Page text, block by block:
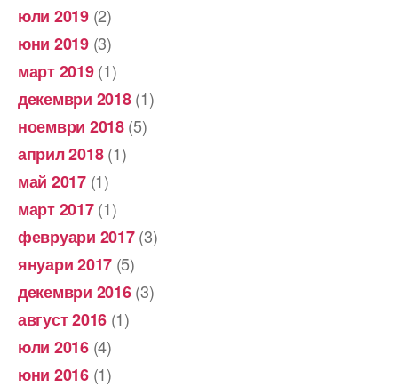
юли 2019(2)
юни 2019(3)
март 2019(1)
декември 2018(1)
ноември 2018(5)
април 2018(1)
май 2017(1)
март 2017(1)
февруари 2017(3)
януари 2017 (5)
декември 2016(3)
август 2016 (1)
юли 2016(4)
юни 2016(1)